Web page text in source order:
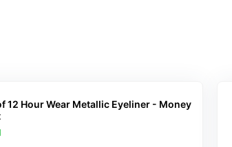
12 Hour Wear Metallic Eyeliner - Money